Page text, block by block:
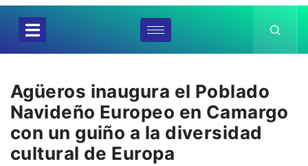
Agüeros inaugura el Poblado
Navideño Europeo en Camargo
con un guiño a la diversidad
cultural de Europa